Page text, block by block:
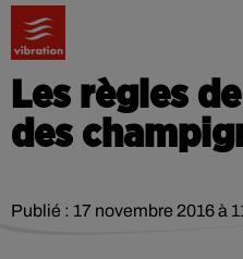
Les règles
des
Publié : 17 novembre 2016 à